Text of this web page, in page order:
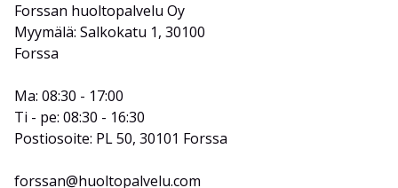
Forssan huoltopalvelu Oy
Myymälä: Salkokatu 1, 30100
Forssa
Ma: 08:30 - 17:00
Ti - pe: 08:30 - 16:30
Postiosoite: PL 50, 30101 Forssa
forssan@huoltopalvelu.com